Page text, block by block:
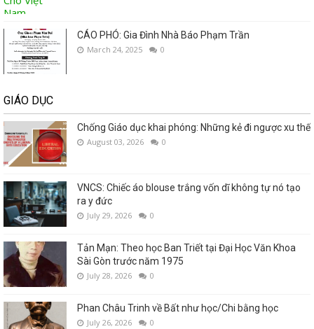
CÁO PHÓ: Gia Đình Nhà Báo Phạm Trần
March 24, 2025 0
GIÁO DỤC
Chống Giáo dục khai phóng: Những kẻ đi ngược xu thế
August 03, 2026 0
VNCS: Chiếc áo blouse trắng vốn dĩ không tự nó tạo
ra y đức
July 29, 2026 0
Tản Mạn: Theo học Ban Triết tại Đại Học Văn Khoa
Sài Gòn trước năm 1975
July 28, 2026 0
Phan Châu Trinh về Bất như học/Chi bằng học
July 26, 2026 0